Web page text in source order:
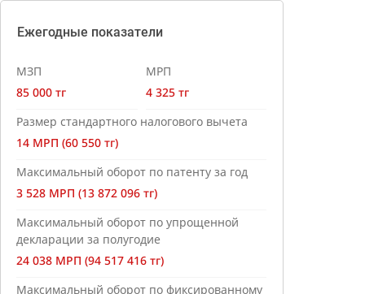
Ежегодные показатели
МЗП
85 000 тг
МРП
4 325 тг
Размер стандартного налогового вычета
14 МРП (60 550 тг)
Максимальный оборот по патенту за год
3 528 МРП (13 872 096 тг)
Максимальный оборот по упрощенной
декларации за полугодие
24 038 МРП (94 517 416 тг)
Максимальный оборот по фиксированному